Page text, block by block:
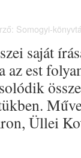
Somogyi-
saját
az est
Üllei